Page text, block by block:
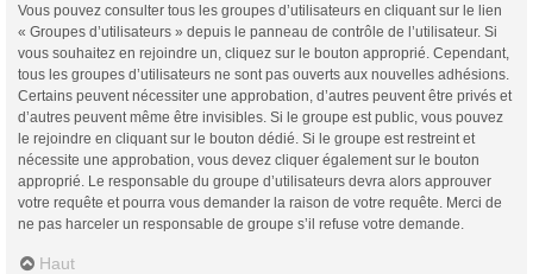
Vous pouvez consulter tous les groupes d’utilisateurs en cliquant sur le lien
« Groupes d’utilisateurs » depuis le panneau de contrôle de l’utilisateur. Si
vous souhaitez en rejoindre un, cliquez sur le bouton approprié. Cependant,
tous les groupes d’utilisateurs ne sont pas ouverts aux nouvelles adhésions.
Certains peuvent nécessiter une approbation, d’autres peuvent être privés et
d’autres peuvent même être invisibles. Si le groupe est public, vous pouvez
le rejoindre en cliquant sur le bouton dédié. Si le groupe est restreint et
nécessite une approbation, vous devez cliquer également sur le bouton
approprié. Le responsable du groupe d’utilisateurs devra alors approuver
votre requête et pourra vous demander la raison de votre requête. Merci de
ne pas harceler un responsable de groupe s’il refuse votre demande.
Haut